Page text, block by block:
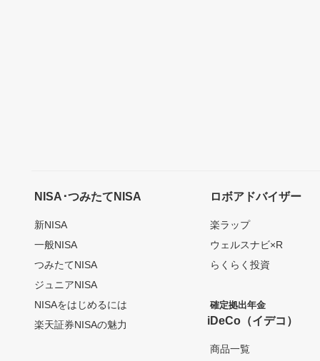
NISA･つみたてNISA
新NISA
一般NISA
つみたてNISA
ジュニアNISA
NISAをはじめるには
楽天証券NISAの魅力
ロボアドバイザー
楽ラップ
ウェルスナビ×R
らくらく投資
確定拠出年金
iDeCo（イデコ）
商品一覧